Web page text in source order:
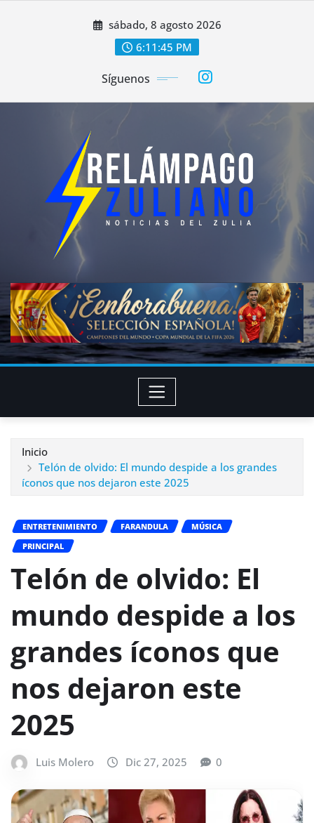
sábado, 8 agosto 2026
6:11:47 PM
Síguenos
Inicio
Telón de olvido: El mundo despide a los grandes
íconos que nos dejaron este 2025
ENTRETENIMIENTO FARANDULA
MÚSICA
PRINCIPAL
Telón de olvido: El
mundo despide a los
grandes íconos que
nos dejaron este
2025
Luis Molero Dic 27, 2025 0